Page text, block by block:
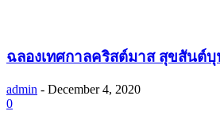
ฉลองเทศกาลคริสต์มาส สุขสันต์บุ
admin - December 4, 2020
0